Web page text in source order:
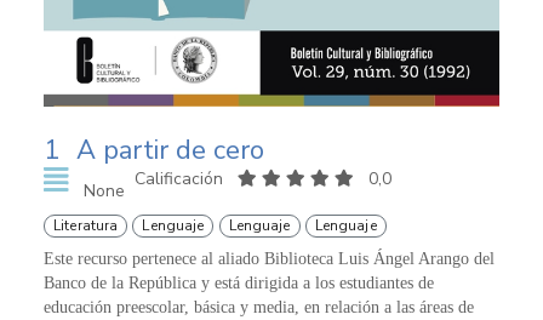
1 A partir de cero
None
Calificación 0,0
Literatura Lenguaje Lenguaje Lenguaje
Este recurso pertenece al aliado Biblioteca Luis Ángel Arango del
Banco de la República y está dirigida a los estudiantes de
educación preescolar, básica y media, en relación a las áreas de